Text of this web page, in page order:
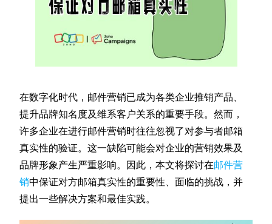
在数字化时代，邮件营销已成为各类企业推销产品、
提升品牌知名度及维系客户关系的重要手段。然而，
许多企业在进行邮件营销时往往忽视了对参与者邮箱
真实性的验证。这一缺陷可能会对企业的营销效果及
品牌形象产生严重影响。因此，本文将探讨在邮件营
销中保证对方邮箱真实性的重要性、面临的挑战，并
提出一些解决方案和最佳实践。